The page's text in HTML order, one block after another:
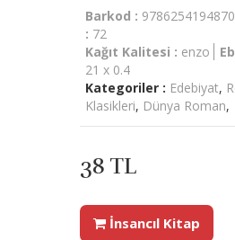
Barkod : 9786254194870
: 72
Kağıt Kalitesi : enzo
21 x 0.4
Kategoriler : Edebiyat,
Klasikleri, Dünya Roman,
38 TL
İnsancıl Kitap